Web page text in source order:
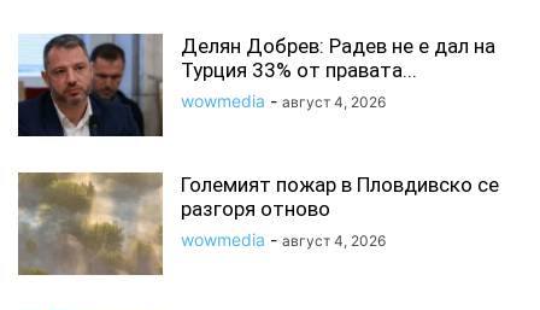
Делян Добрев: Радев не е дал на
Турция 33% от правата...
wowmedia - август 4, 2026
Големият пожар в Пловдивско се
разгоря отново
wowmedia - август 4, 2026